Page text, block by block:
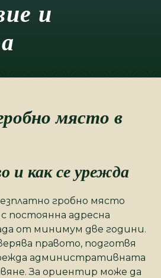
и
място в
и как се урежда
гробно място
постоянна адресна
от минимум две години.
правото, подготвя
административната
За ориентир може да